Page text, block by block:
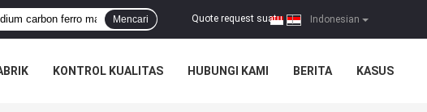
Indonesian
Quote request suatu |
Mencari
KONTROL KUALITAS HUBUNGI KAMI BERITA KASUS